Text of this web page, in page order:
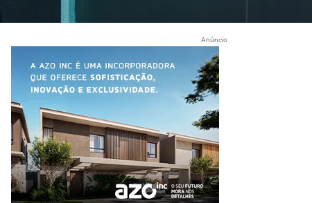
Anúncio